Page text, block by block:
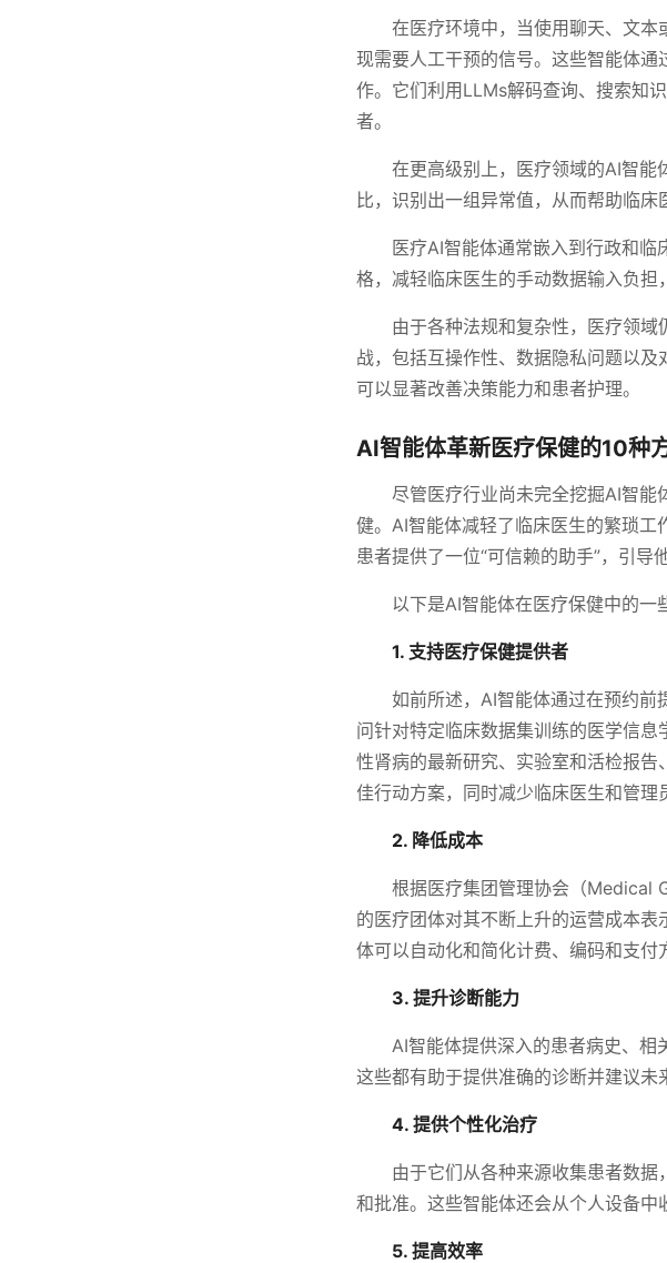
在医疗环境中，当使用聊天、文
现需要人工干预的信号。这些智能体
作。它们利用LLMs解码查询、搜索知
者。
在更高级别上，医疗领域的AI智
比，识别出一组异常值，从而帮助临床
医疗AI智能体通常嵌入到行政和
格，减轻临床医生的手动数据输入负担
由于各种法规和复杂性，医疗领
战，包括互操作性、数据隐私问题以
可以显著改善决策能力和患者护理。
AI智能体革新医疗保健的10种
尽管医疗行业尚未完全挖掘AI智
健。AI智能体减轻了临床医生的繁琐
患者提供了一位“可信赖的助手”，引导
以下是AI智能体在医疗保健中的一
1. 支持医疗保健提供者
如前所述，AI智能体通过在预约
问针对特定临床数据集训练的医学信
性肾病的最新研究、实验室和活检报
佳行动方案，同时减少临床医生和管理
2. 降低成本
根据医疗集团管理协会（Medical
的医疗团体对其不断上升的运营成本
体可以自动化和简化计费、编码和支付
3. 提升诊断能力
AI智能体提供深入的患者病史、相
这些都有助于提供准确的诊断并建议未
4. 提供个性化治疗
由于它们从各种来源收集患者数
和批准。这些智能体还会从个人设备中
5. 提高效率